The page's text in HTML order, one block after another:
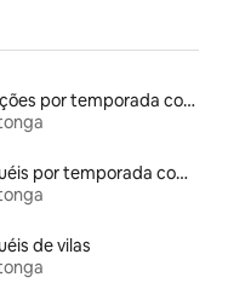
Locações por temporada com piscina
Aluguéis por temporada com acesso à praia
de vilas